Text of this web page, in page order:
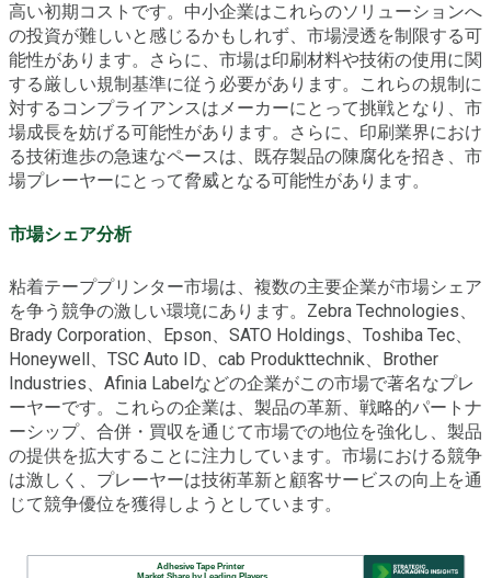
高い初期コストです。中小企業はこれらのソリューションへ
の投資が難しいと感じるかもしれず、市場浸透を制限する可
能性があります。さらに、市場は印刷材料や技術の使用に関
する厳しい規制基準に従う必要があります。これらの規制に
対するコンプライアンスはメーカーにとって挑戦となり、市
場成長を妨げる可能性があります。さらに、印刷業界におけ
る技術進歩の急速なペースは、既存製品の陳腐化を招き、市
場プレーヤーにとって脅威となる可能性があります。
市場シェア分析
粘着テーププリンター市場は、複数の主要企業が市場シェア
を争う競争の激しい環境にあります。Zebra Technologies、
Brady Corporation、Epson、SATO Holdings、Toshiba Tec、
Honeywell、TSC Auto ID、cab Produkttechnik、Brother
Industries、Afinia Labelなどの企業がこの市場で著名なプレ
ーヤーです。これらの企業は、製品の革新、戦略的パートナ
ーシップ、合併・買収を通じて市場での地位を強化し、製品
の提供を拡大することに注力しています。市場における競争
は激しく、プレーヤーは技術革新と顧客サービスの向上を通
じて競争優位を獲得しようとしています。